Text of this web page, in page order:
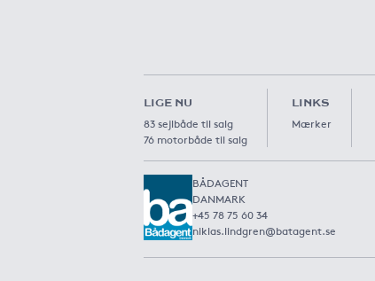
LIGE NU
83 sejlbåde til salg
76 motorbåde til salg
LINKS
Mærker
BÅDAGENT
DANMARK
+45 78 75 60 34
niklas.lindgren@batagent.se